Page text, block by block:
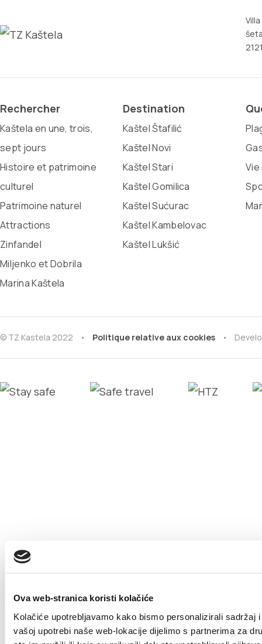
Ova web-stranica koristi kolačiće
Kolačiće upotrebljavamo kako bismo personalizirali
vašoj upotrebi naše web-lokacije dijelimo s partnerima za
Rechercher
Kaštela en une, trois,
sept jours
Histoire et patrimoine
culturel
Patrimoine naturel
Attractions
Zinfandel
Miljenko et Dobrila
Marina Kaštela
Destination
Kaštel Štafilić
Kaštel Novi
Kaštel Stari
Kaštel Gomilica
Kaštel Sućurac
Kaštel Kambelovac
Kaštel Lukšić
© TZ Kastela 2022 Politique relative aux cookies